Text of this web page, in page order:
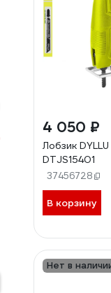
4 050 ₽
Лобзик
DTJS15401
37456728
В корзину
Нет в